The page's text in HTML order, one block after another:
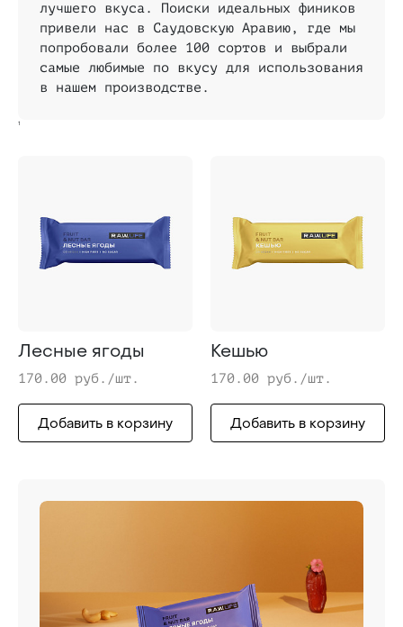
лучшего вкуса. Поиски идеальных фиников
привели нас в Саудовскую Аравию, где мы
попробовали более 100 сортов и выбрали
самые любимые по вкусу для использования
в нашем производстве.
1
Лесные ягоды
170.00 руб./шт.
Добавить в корзину
Кешью
170.00 руб./шт.
Добавить в корзину